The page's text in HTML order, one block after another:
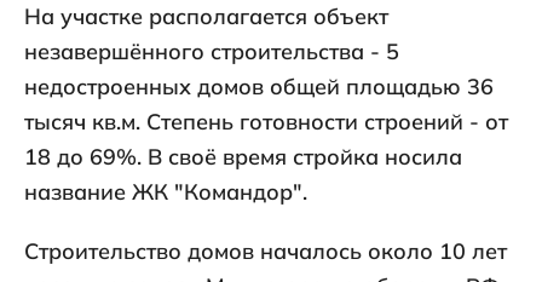
На участке располагается объект
незавершённого строительства - 5
недостроенных домов общей площадью 36
тысяч кв.м. Степень готовности строений - от
18 до 69%. В своё время стройка носила
название ЖК "Командор".
Строительство домов началось около 10 лет